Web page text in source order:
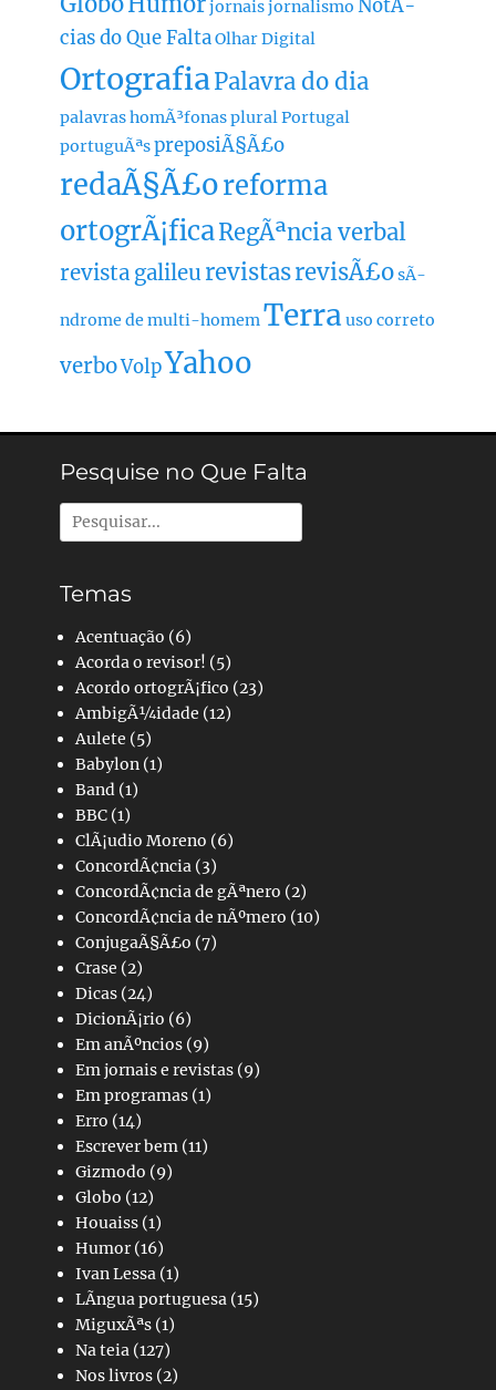
jornaisjornalismo NotÃ­
cias do Que FaltaOlhar Digital
OrtografiaPalavra do dia
palavras homÃ³fonaspluralPortugal
portuguÃªspreposiÃ§Ã£o
redaÃ§Ã£oreforma
ortogrÃ¡ficaRegÃªncia verbal
revista galileurevistasrevisÃ£osÃ­
ndrome de multi-homemTerra uso correto
verboVolpYahoo
Pesquise no Que Falta
Pesquisar
por:
Temas
Acentuação (6)
Acorda o revisor! (5)
Acordo ortogrÃ¡fico (23)
AmbigÃ¼idade (12)
Aulete (5)
Babylon (1)
Band (1)
BBC (1)
ClÃ¡udio Moreno (6)
ConcordÃ¢ncia (3)
ConcordÃ¢ncia de gÃªnero (2)
ConcordÃ¢ncia de nÃºmero (10)
ConjugaÃ§Ã£o (7)
Crase (2)
Dicas (24)
DicionÃ¡rio (6)
Em anÃºncios (9)
Em jornais e revistas (9)
Em programas (1)
Erro (14)
Escrever bem (11)
Gizmodo (9)
Globo (12)
Houaiss (1)
Humor(16)
Ivan Lessa (1)
LÃ­ngua portuguesa (15)
MiguxÃªs (1)
Na teia (127)
Nos livros (2)